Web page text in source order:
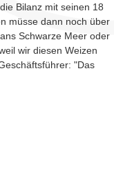
Bilanz mit seinen 18
müsse dann noch über
Schwarze Meer oder
wir diesen Weizen
"Das